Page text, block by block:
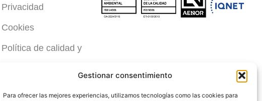
Gestionar consentimiento
Para ofrecer las mejores experiencias, utilizamos tecnologías como las cookies para
Privacidad
Cookies
Política de calidad y